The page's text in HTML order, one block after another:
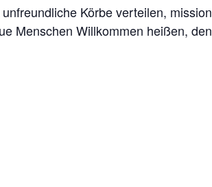
Körbe verteilen,
Menschen Willkommen heißen,